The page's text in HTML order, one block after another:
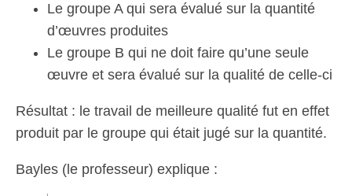
Le groupe A qui sera évalué sur la quantité
d’œuvres produites
Le groupe B qui ne doit faire qu’une seule
œuvre et sera évalué sur la qualité de celle-ci
Résultat : le travail de meilleure qualité fut en effet
produit par le groupe qui était jugé sur la quantité.
Bayles (le professeur) explique :